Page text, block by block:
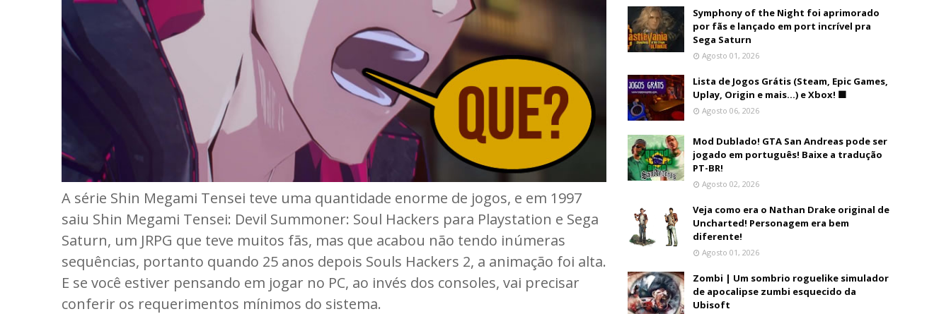
A série Shin Megami Tensei teve uma quantidade enorme de jogos, e em 1997
saiu Shin Megami Tensei: Devil Summoner: Soul Hackers para Playstation e Sega
Saturn, um JRPG que teve muitos fãs, mas que acabou não tendo inúmeras
sequências, portanto quando 25 anos depois Souls Hackers 2, a animação foi alta.
E se você estiver pensando em jogar no PC, ao invés dos consoles, vai precisar
conferir os requerimentos mínimos do sistema.
Symphony of the Night foi aprimorado
por fãs e lançado em port incrível pra
Sega Saturn
Agosto 01, 2026
Lista de Jogos Grátis (Steam, Epic Games,
Uplay, Origin e mais...) e Xbox! 🟩
Agosto 06, 2026
Mod Dublado! GTA San Andreas pode ser
jogado em português! Baixe a tradução
PT-BR!
Agosto 02, 2026
Veja como era o Nathan Drake original de
Uncharted! Personagem era bem
diferente!
Agosto 01, 2026
Zombi | Um sombrio roguelike simulador
de apocalipse zumbi esquecido da
Ubisoft